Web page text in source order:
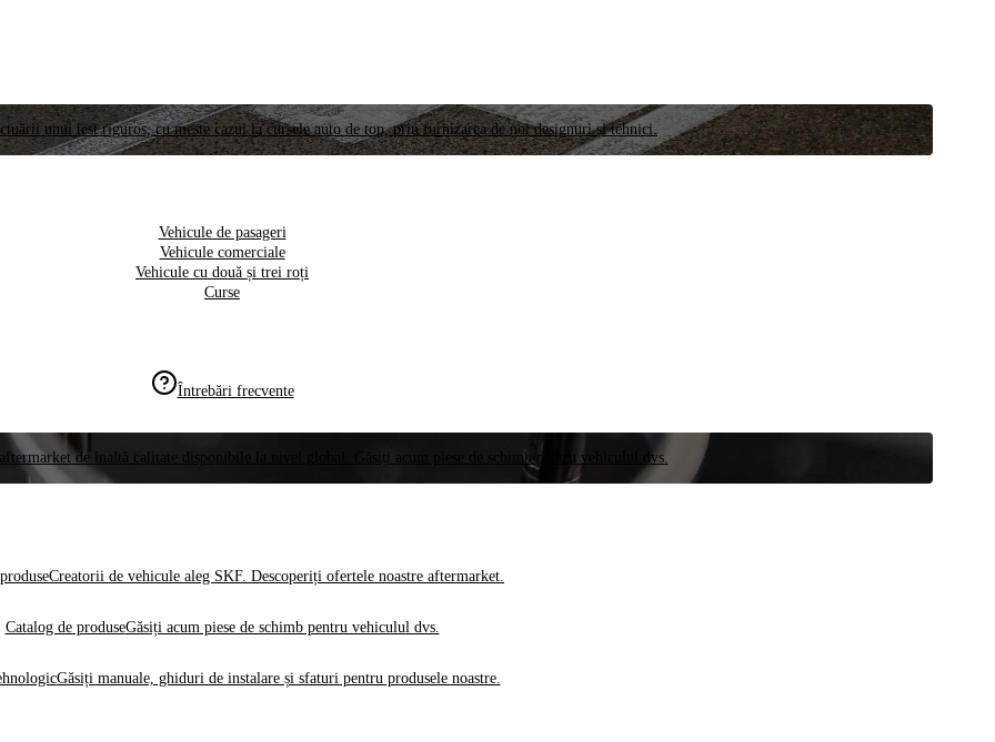
unui test riguros, cu meste cazul la cursele auto de top, prin furnizarea de noi designuri și tehnici.
Vehicule de pasageri
Vehicule comerciale
Vehicule cu două și trei roți
Curse
Întrebări frecvente
de înaltă calitate disponibile la nivel global. Găsiți acum piese de schimb pentru vehiculul dvs.
Creatorii de vehicule aleg SKF. Descoperiți ofertele noastre aftermarket.
Catalog de produseGăsiți acum piese de schimb pentru vehiculul dvs.
Găsiți manuale, ghiduri de instalare și sfaturi pentru produsele noastre.